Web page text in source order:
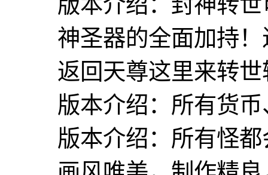
神圣器的全面加持
返回天尊这里来转
版本介绍：所有货
版本介绍：所有怪